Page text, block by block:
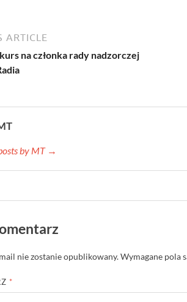
ARTICLE
na członka rady nadzorczej
by MT →
nie zostanie opublikowany.Wymagane pola
*